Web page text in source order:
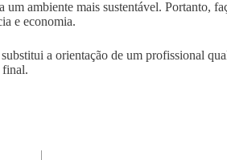
ambiente mais sustentável. Portanto,
e economia.
a orientação de um profissional
final.